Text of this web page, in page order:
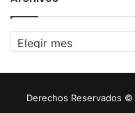
Archivos
Derechos Reservados